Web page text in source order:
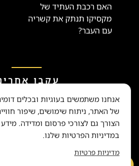
האם רכבת העתיד של
מקסיקו תנתק את קשריה
עם העבר?
עקבו
אנחנו משתמשים בעוגיות ובכלים
של האתר, ניתוח שימושים, שיפור
הצורך גם לצורכי פרסום ומדידה.
במדיניות הפרטיות שלנו.
מדיניות פרטיות